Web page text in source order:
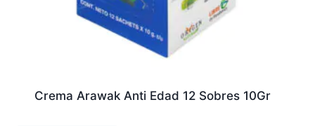
Crema Arawak Anti Edad 12 Sobres 10Gr